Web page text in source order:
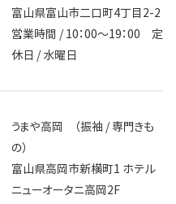
富山県富山市二口町4丁目2-2
営業時間 / 10：00～19：00 定
休日 / 水曜日
うまや高岡 （振袖 / 専門きも
の）
富山県高岡市新横町1 ホテル
ニューオータニ高岡2F